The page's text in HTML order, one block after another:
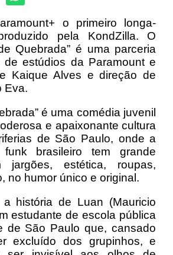
o primeiro longa-
pela KondZilla. O
Quebrada” é uma parceria
estúdios da Paramount e
Kaique Alves e direção de
Eva.
é uma comédia juvenil
e apaixonante cultura
de São Paulo, onde a
brasileiro tem grande
jargões, estética, roupas,
no humor único e original.
história de Luan (Mauricio
estudante de escola pública
de São Paulo que, cansado
excluído dos grupinhos, e